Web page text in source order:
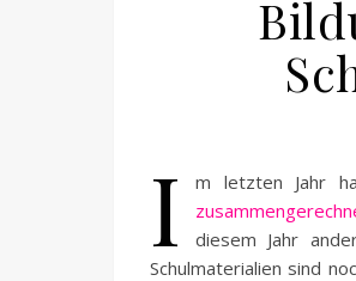
I m letzten Jahr
diesem Jahr
Schulmaterialien sind